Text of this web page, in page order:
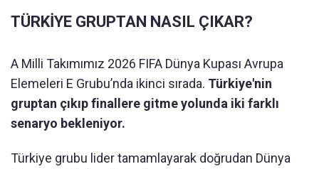
TÜRKİYE GRUPTAN NASIL ÇIKAR?
A Milli Takımımız 2026 FIFA Dünya Kupası Avrupa
Elemeleri E Grubu’nda ikinci sırada. Türkiye'nin
gruptan çıkıp finallere gitme yolunda iki farklı
senaryo bekleniyor.
Türkiye grubu lider tamamlayarak doğrudan Dünya